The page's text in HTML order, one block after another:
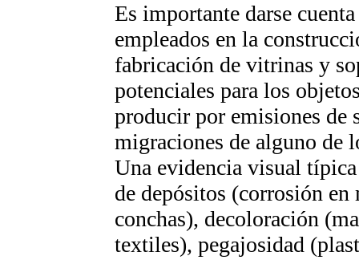
Es importante darse
empleados en la
fabricación de vitrinas y
potenciales para los
producir por emisiones de
migraciones de alguno de
Una evidencia visual
de depósitos (corrosión en
conchas), decoloración
textiles), pegajosidad